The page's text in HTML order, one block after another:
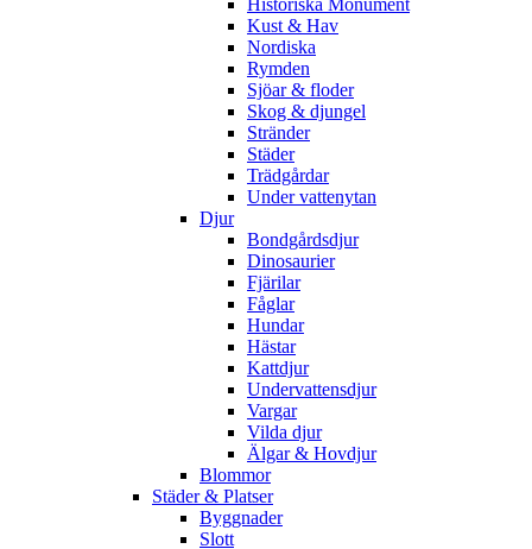
Historiska Monument
Kust & Hav
Nordiska
Rymden
Sjöar & floder
Skog & djungel
Stränder
Städer
Trädgårdar
Under vattenytan
Djur
Bondgårdsdjur
Dinosaurier
Fjärilar
Fåglar
Hundar
Hästar
Kattdjur
Undervattensdjur
Vargar
Vilda djur
Älgar & Hovdjur
Blommor
Städer & Platser
Byggnader
Slott